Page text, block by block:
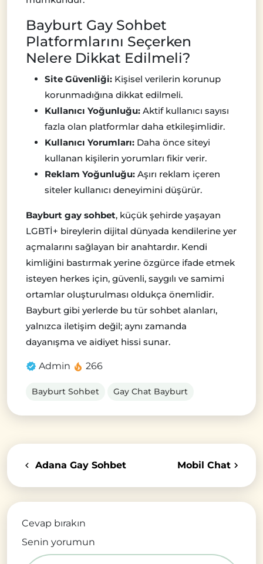
Bayburt Gay Sohbet
Platformlarını Seçerken
Nelere Dikkat Edilmeli?
Site Güvenliği: Kişisel verilerin korunup
korunmadığına dikkat edilmeli.
Kullanıcı Yoğunluğu: Aktif kullanıcı sayısı
fazla olan platformlar daha etkileşimlidir.
Kullanıcı Yorumları: Daha önce siteyi
kullanan kişilerin yorumları fikir verir.
Reklam Yoğunluğu: Aşırı reklam içeren
siteler kullanıcı deneyimini düşürür.
Bayburt gay sohbet, küçük şehirde yaşayan
LGBTİ+ bireylerin dijital dünyada kendilerine yer
açmalarını sağlayan bir anahtardır. Kendi
kimliğini bastırmak yerine özgürce ifade etmek
isteyen herkes için, güvenli, saygılı ve samimi
ortamlar oluşturulması oldukça önemlidir.
Bayburt gibi yerlerde bu tür sohbet alanları,
yalnızca iletişim değil; aynı zamanda
dayanışma ve aidiyet hissi sunar.
Admin 266
Bayburt Sohbet Gay Chat Bayburt
Adana Gay Sohbet Mobil Chat
Cevap bırakın
Senin yorumun